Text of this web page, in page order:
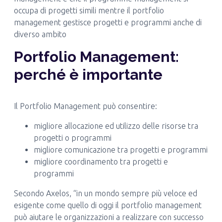
occupa di progetti simili mentre il portfolio
management gestisce progetti e programmi anche di
diverso ambito
Portfolio Management:
perché è importante
Il Portfolio Management può consentire:
migliore allocazione ed utilizzo delle risorse tra
progetti o programmi
migliore comunicazione tra progetti e programmi
migliore coordinamento tra progetti e
programmi
Secondo Axelos, “in un mondo sempre più veloce ed
esigente come quello di oggi il portfolio management
può aiutare le organizzazioni a realizzare con successo